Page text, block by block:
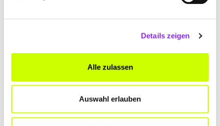
Details zeigen
Alle zulassen
Auswahl erlauben
Sybille Keller– 31.07.2020
Glori Cora (Gloria)– 14.03.2020
Sehr sauber und gepflegt. Eine Wohltat für die Füße.
Jutta Heck– 23.02.2020